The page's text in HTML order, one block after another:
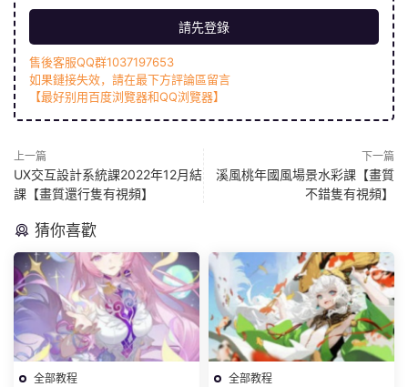
請先登錄
售後客服QQ群1037197653
如果鏈接失效，請在最下方評論區留言
【最好别用百度浏覽器和QQ浏覽器】
上一篇
UX交互設計系統課2022年12月結
課【畫質還行隻有視頻】
下一篇
溪風桃年國風場景水彩課【畫質
不錯隻有視頻】
猜你喜歡
全部教程 全部教程